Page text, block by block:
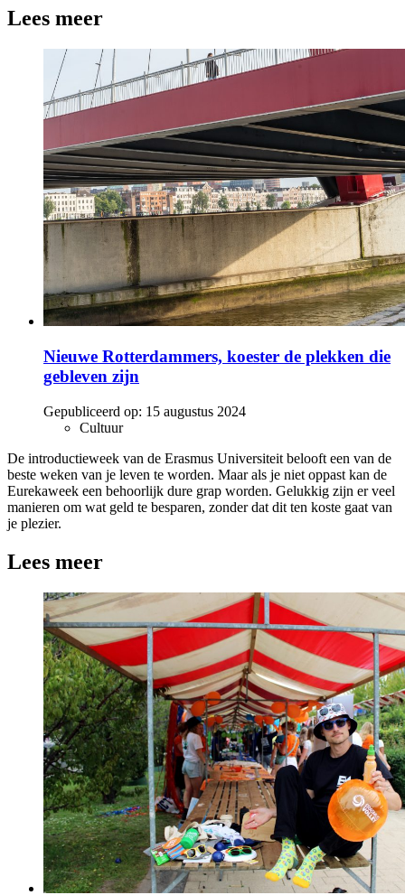
Lees meer
Nieuwe Rotterdammers, koester de plekken die
gebleven zijn
Gepubliceerd op: 15 augustus 2024
Cultuur
De introductieweek van de Erasmus Universiteit belooft een van de
beste weken van je leven te worden. Maar als je niet oppast kan de
Eurekaweek een behoorlijk dure grap worden. Gelukkig zijn er veel
manieren om wat geld te besparen, zonder dat dit ten koste gaat van
je plezier.
Lees meer